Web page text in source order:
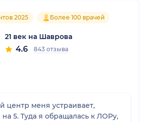
2025 Более 100 врачей
21 век на Шаврова
4.6 843 отзыва
центр меня устраивает,
5. Туда я обращалась к ЛОРу,